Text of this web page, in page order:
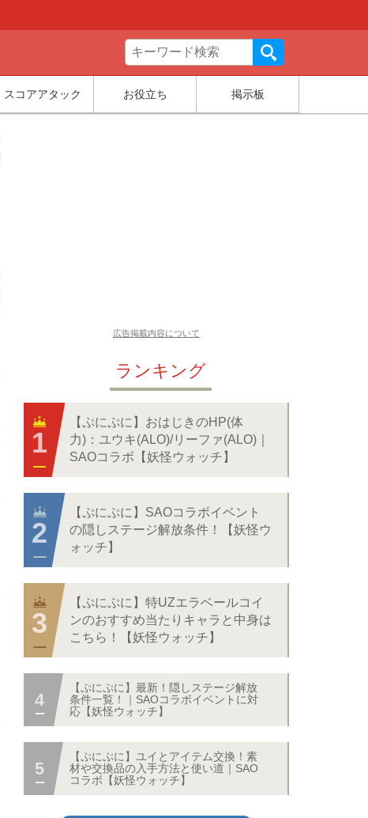
スコアアタック お役立ち 掲示板
広告掲載内容について
ランキング
【ぷにぷに】おはじきのHP(体
力)：ユウキ(ALO)/リーファ(ALO)｜
SAOコラボ【妖怪ウォッチ】
【ぷにぷに】SAOコラボイベント
の隠しステージ解放条件！【妖怪ウ
ォッチ】
【ぷにぷに】特UZエラベールコイ
ンのおすすめ当たりキャラと中身は
こちら！【妖怪ウォッチ】
【ぷにぷに】最新！隠しステージ解放
条件一覧！｜SAOコラボイベントに対
応【妖怪ウォッチ】
【ぷにぷに】ユイとアイテム交換！素
材や交換品の入手方法と使い道｜SAO
コラボ【妖怪ウォッチ】